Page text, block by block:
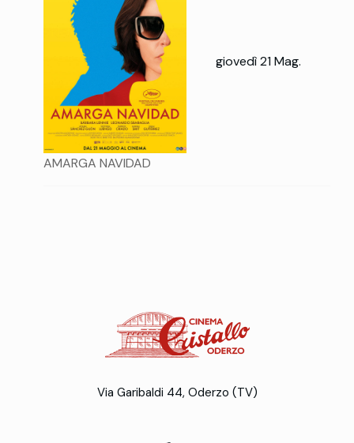
AMARGA NAVIDAD
giovedì 21 Mag.
Via Garibaldi 44, Oderzo (TV)